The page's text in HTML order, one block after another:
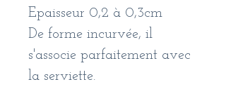
Epaisseur 0,2 à 0,3cm
De forme incurvée, il
s'associe parfaitement avec
la serviette.